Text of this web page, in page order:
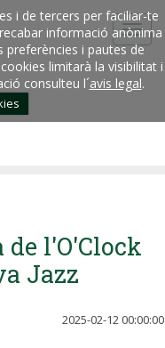
i de tercers per faciliar-te
informació anònima
preferències i pautes de
limitarà la visibilitat i
consulteu l´avis legal.
l'O'Clock
Jazz
2025-02-12 00:00:00